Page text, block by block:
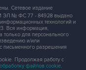
Сетевое издание
ЭЛ № ФС 77 - 84928 выдано
технологий и
Вся информация,
только для персонального
и/или
письменного разрешения
Продолжая работу с
обработку файлов cookie.